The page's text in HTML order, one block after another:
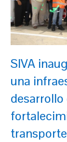
SIVA
una
desarrollo